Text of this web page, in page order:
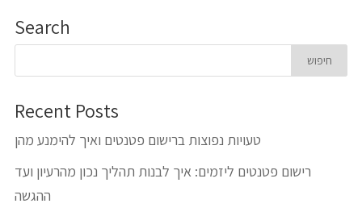
Search
Recent Posts
טעויות נפוצות ברישום פטנטים ואיך להימנע מהן
רישום פטנטים ליזמים: איך לבנות תהליך נכון מהרעיון ועד
ההגשה